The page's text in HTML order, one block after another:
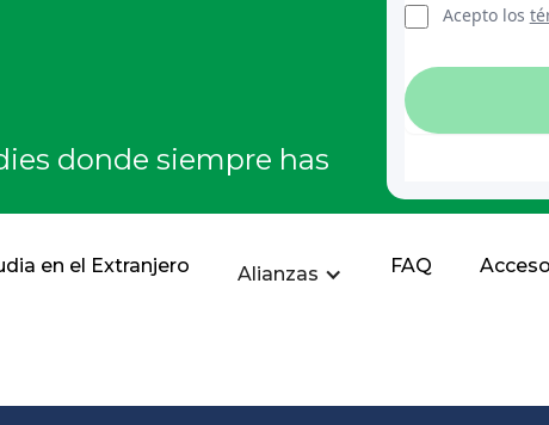
donde siempre has
en el Extranjero Alianzas FAQ